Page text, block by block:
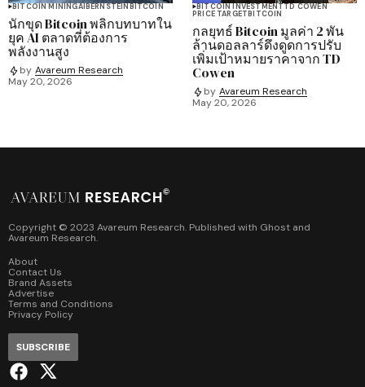
BITCOIN MININGAIBERNSTEINBITCOIN
นักขุด Bitcoin พลิกบทบาทใน
ยุค AI ตลาดที่ต้องการ
พลังงานสูง
by Avareum Research
May 20, 2026
BITCOIN INVESTMENTTD COWEN
PRICE TARGETBITCOIN
กลยุทธ์ Bitcoin มูลค่า 2 พัน
ล้านดอลลาร์ดึงดูดการปรับ
เพิ่มเป้าหมายราคาจาก TD
Cowen
by Avareum Research
May 20, 2026
Copyright © 2023 Avareum Research. Published with Ghost and
Avareum Research.
About
Contact Us
Brand Assets
Advertise
Terms and Conditions
Privacy Policy
SUBSCRIBE